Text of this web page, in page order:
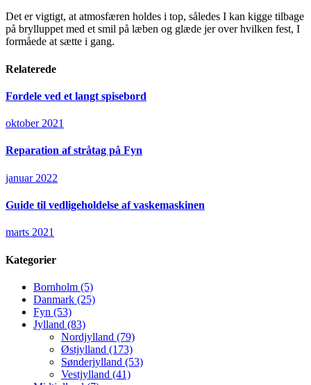
Det er vigtigt, at atmosfæren holdes i top, således I kan kigge tilbage
på brylluppet med et smil på læben og glæde jer over hvilken fest, I
formåede at sætte i gang.
Relaterede
Fordele ved et langt spisebord
oktober 2021
Reparation af stråtag på Fyn
januar 2022
Guide til vedligeholdelse af vaskemaskinen
marts 2021
Kategorier
Bornholm (5)
Danmark (25)
Fyn (53)
Jylland (83)
Nordjylland (79)
Østjylland (173)
Sønderjylland (53)
Vestjylland (41)